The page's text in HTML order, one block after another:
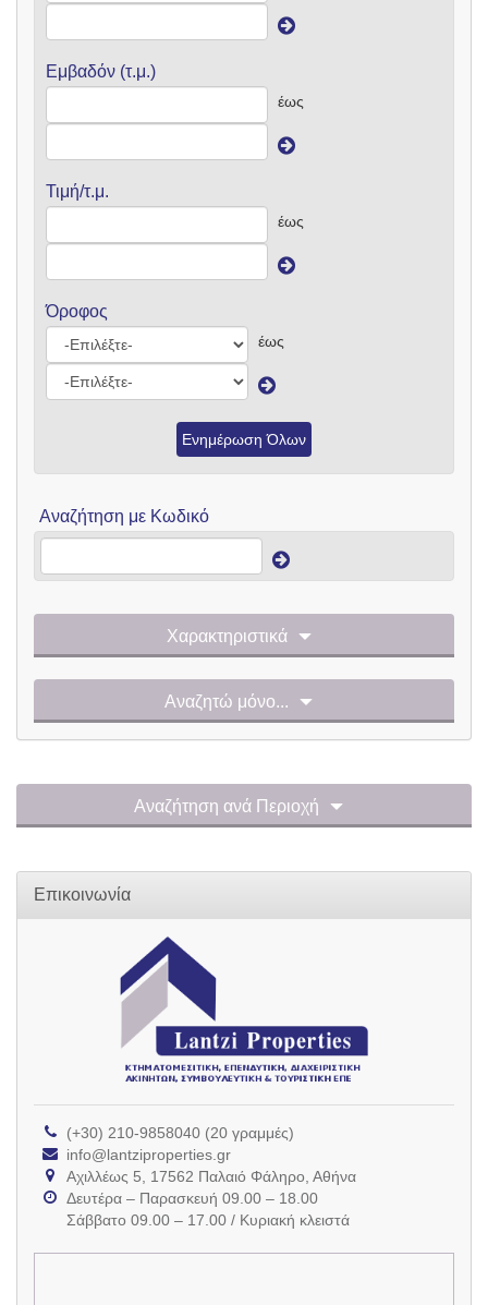
Εμβαδόν (τ.μ.)
έως
Τιμή/τ.μ.
έως
Όροφος
έως
Ενημέρωση Όλων
Αναζήτηση με Κωδικό
Χαρακτηριστικά
Αναζητώ μόνο...
Αναζήτηση ανά Περιοχή
Επικοινωνία
(+30) 210-9858040 (20 γραμμές)
info@lantziproperties.gr
Αχιλλέως 5, 17562 Παλαιό Φάληρο, Αθήνα
Δευτέρα – Παρασκευή 09.00 – 18.00
Σάββατο 09.00 – 17.00 / Κυριακή κλειστά